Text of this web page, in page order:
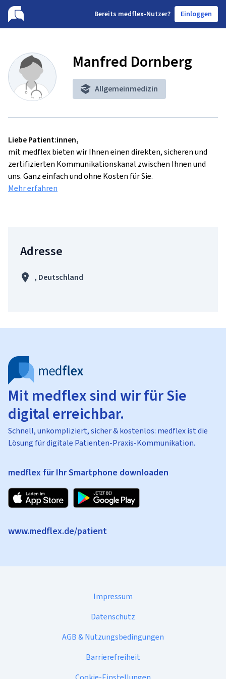
Bereits medflex-Nutzer? Einloggen
Manfred Dornberg
Allgemeinmedizin
Liebe Patient:innen,
mit medflex bieten wir Ihnen einen direkten, sicheren und
zertifizierten Kommunikationskanal zwischen Ihnen und
uns. Ganz einfach und ohne Kosten für Sie.
Mehr erfahren
Adresse
, Deutschland
Mit medflex sind wir für Sie
digital erreichbar.
Schnell, unkompliziert, sicher & kostenlos: medflex ist die
Lösung für digitale Patienten-Praxis-Kommunikation.
medflex für Ihr Smartphone downloaden
www.medflex.de/patient
Impressum
Datenschutz
AGB & Nutzungsbedingungen
Barrierefreiheit